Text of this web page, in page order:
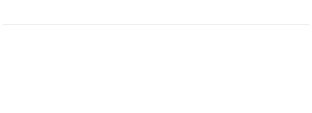
Ürün resmi kalitesiz, bozuk veya görüntülenemiyor.